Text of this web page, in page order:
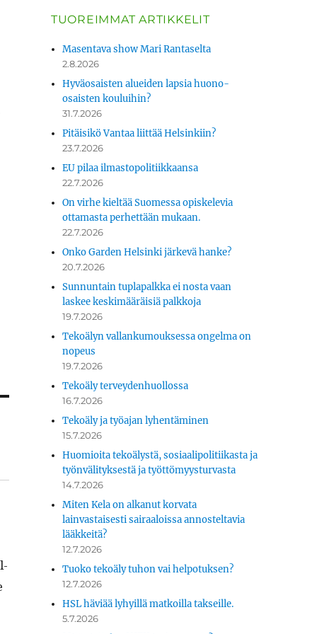
TUOREIMMAT ARTIKKELIT
Masentava show Mari Rantaselta
2.8.2026
Hyväosaisten alueiden lapsia huono-
osaisten kouluihin?
31.7.2026
Pitäisikö Vantaa liittää Helsinkiin?
23.7.2026
EU pilaa ilmastopolitiikkaansa
22.7.2026
On virhe kieltää Suomessa opiskelevia
ottamasta perhettään mukaan.
22.7.2026
Onko Garden Helsinki järkevä hanke?
20.7.2026
Sunnuntain tuplapalkka ei nosta vaan
laskee keskimääräisiä palkkoja
19.7.2026
Tekoälyn vallankumouksessa ongelma on
nopeus
19.7.2026
Tekoäly terveydenhuollossa
16.7.2026
Tekoäly ja työajan lyhentäminen
15.7.2026
Huomioita tekoälystä, sosiaalipolitiikasta ja
työnvälityksestä ja työttömyysturvasta
14.7.2026
Miten Kela on alkanut korvata
lainvastaisesti sairaaloissa annosteltavia
lääkkeitä?
12.7.2026
Tuoko tekoäly tuhon vai helpotuksen?
12.7.2026
HSL häviää lyhyillä matkoilla takseille.
5.7.2026